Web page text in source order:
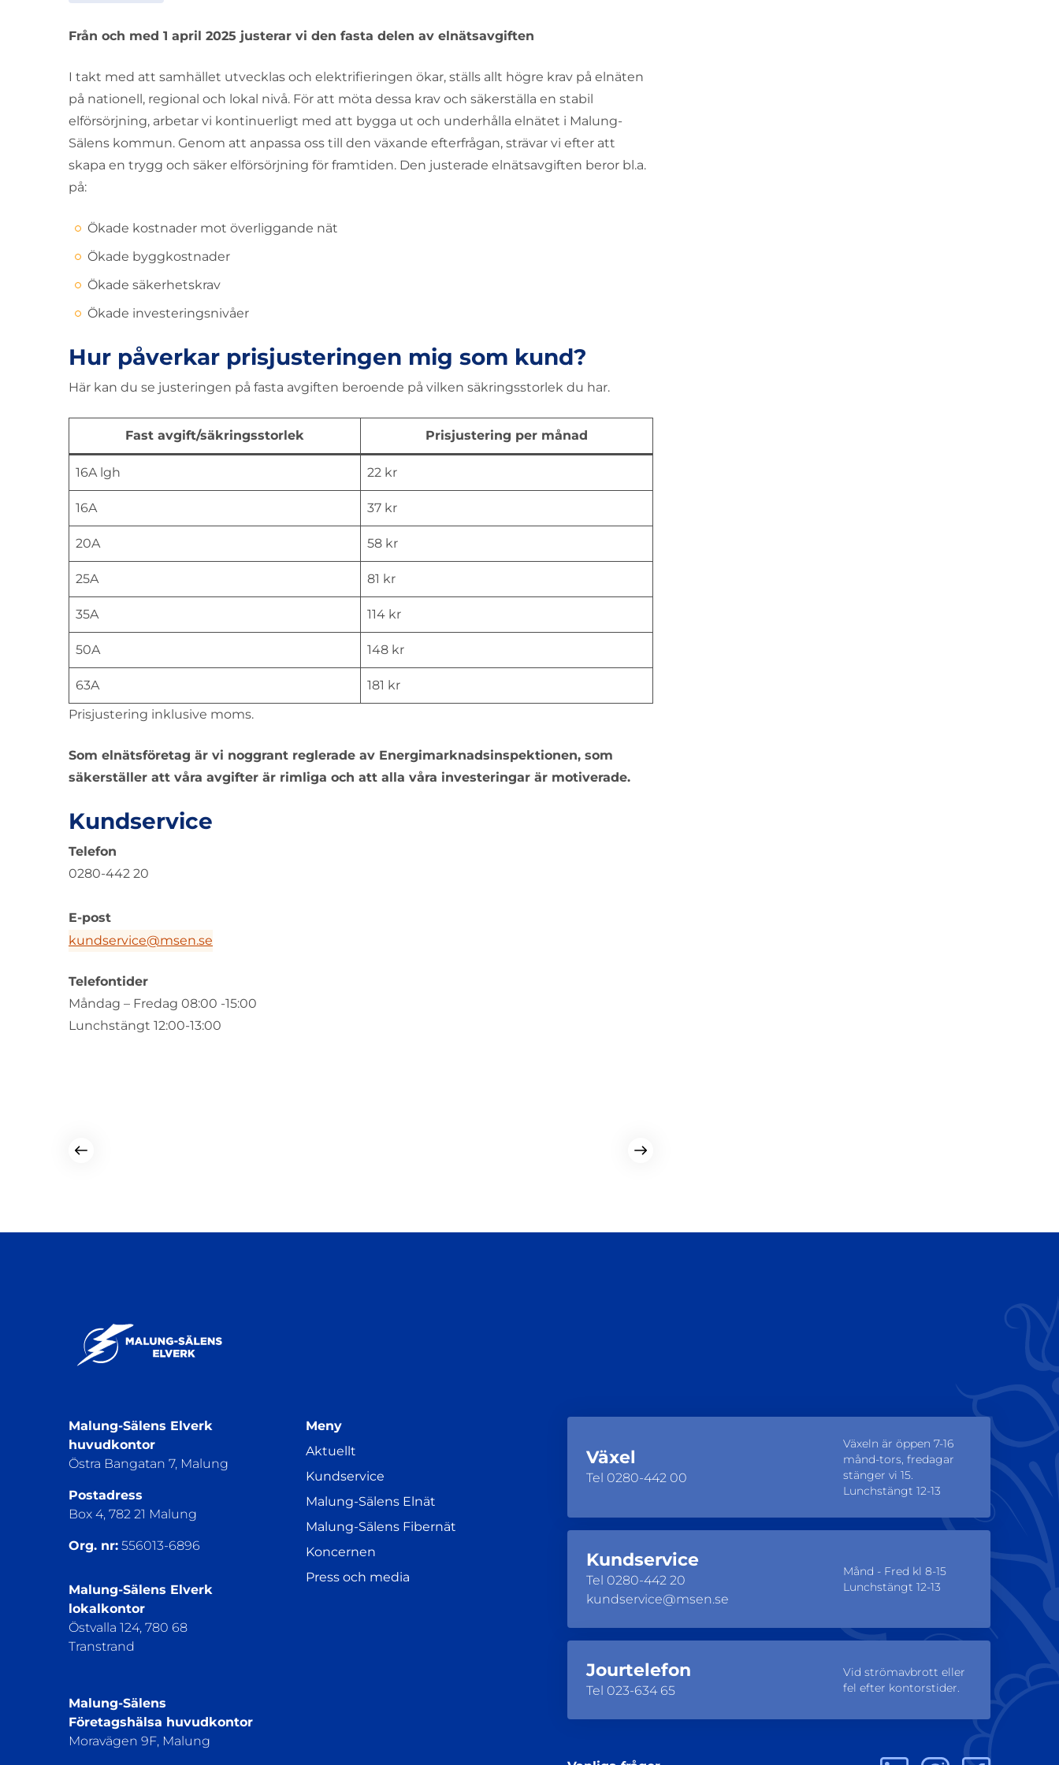
Från och med 1 april 2025 justerar vi den fasta delen av elnätsavgiften
I takt med att samhället utvecklas och elektrifieringen ökar, ställs allt högre krav på elnäten
på nationell, regional och lokal nivå. För att möta dessa krav och säkerställa en stabil
elförsörjning, arbetar vi kontinuerligt med att bygga ut och underhålla elnätet i Malung-
Sälens kommun. Genom att anpassa oss till den växande efterfrågan, strävar vi efter att
skapa en trygg och säker elförsörjning för framtiden. Den justerade elnätsavgiften beror bl.a.
på:
Ökade kostnader mot överliggande nät
Ökade byggkostnader
Ökade säkerhetskrav
Ökade investeringsnivåer
Hur påverkar prisjusteringen mig som kund?
Här kan du se justeringen på fasta avgiften beroende på vilken säkringsstorlek du har.
Fast avgift/säkringsstorlek Prisjustering per månad
16A lgh 22 kr
16A 37 kr
20A 58 kr
25A 81 kr
35A 114 kr
50A 148 kr
63A
181 kr
Prisjustering inklusive moms.
Som elnätsföretag är vi noggrant reglerade av Energimarknadsinspektionen, som
säkerställer att våra avgifter är rimliga och att alla våra investeringar är motiverade.
Kundservice
Telefon
0280-442 20
E-post
kundservice@msen.se
Telefontider
Måndag – Fredag 08:00 -15:00
Lunchstängt 12:00-13:00
Malung-Sälens Elverk
huvudkontor
Östra Bangatan 7, Malung
Postadress
Box 4, 782 21 Malung
Org. nr: 556013-6896
Malung-Sälens Elverk
lokalkontor
Östvalla 124, 780 68
Transtrand
Malung-Sälens
Företagshälsa huvudkontor
Moravägen 9F, Malung
Meny
Aktuellt
Kundservice
Malung-Sälens Elnät
Malung-Sälens Fibernät
Koncernen
Press och media
Växel
Tel 0280-442 00
Växeln är öppen 7-16
månd-tors, fredagar
stänger vi 15.
Lunchstängt 12-13
Kundservice
Tel 0280-442 20
kundservice@msen.se
Månd - Fred kl 8-15
Lunchstängt 12-13
Jourtelefon
Tel 023-634 65
Vid strömavbrott eller
fel efter kontorstider.